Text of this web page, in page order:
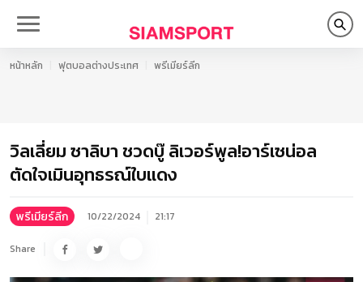
หน้าหลัก ฟุตบอลต่างประเทศ พรีเมียร์ลีก
วิลเลี่ยม ซาลิบา ชวดบู๊ ลิเวอร์พูล!อาร์เซน่อล
ตัดใจเมินอุทธรณ์ใบแดง
พรีเมียร์ลีก 10/22/2024 21:17
Share